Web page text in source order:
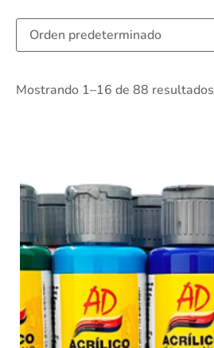
Mostrando 1–16 de 88 resultados